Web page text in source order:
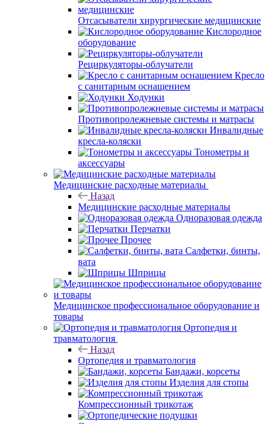
Отсасыватели хирургические медицинские
Кислородное
оборудование
Рециркуляторы-облучатели
Кресло
с санитарным оснащением
Ходунки
Противопролежневые системы и матрасы
Инвалидные
кресла-коляски
Тонометры и
аксессуары
Медицинские расходные материалы
Назад
Медицинские расходные материалы
Одноразовая одежда
Перчатки
Прочее
Салфетки, бинты,
вата
Шприцы
Медицинское профессиональное оборудование и
товары
Ортопедия и
травматология
Назад
Ортопедия и травматология
Бандажи, корсеты
Изделия для стопы
Компрессионный трикотаж